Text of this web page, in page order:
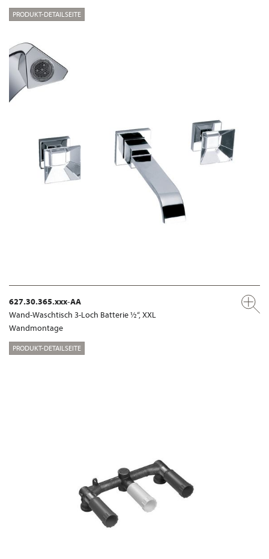
PRODUKT-DETAILSEITE
627.30.365.xxx-AA
Wand-Waschtisch 3-Loch Batterie ½“, XXL
Wandmontage
PRODUKT-DETAILSEITE